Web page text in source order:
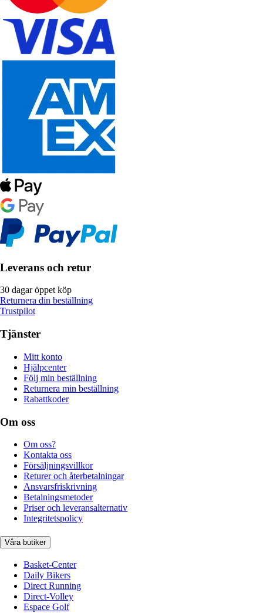
Leverans och retur
30 dagar öppet köp
Returnera din beställning
Trustpilot
Tjänster
Mitt konto
Hjälpcenter
Följ min beställning
Returnera min beställning
Rabattkoder
Om oss
Om oss?
Kontakta oss
Försäljningsvillkor
Returer och återbetalningar
Ansvarsfriskrivning
Betalningsmetoder
Priser och leveransalternativ
Integritetspolicy
Våra butiker
Basket-Center
Daily Bikers
Direct Running
Direct-Volley
Espace Golf